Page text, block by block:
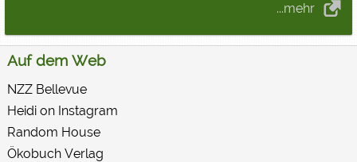
...mehr
Auf dem Web
NZZ Bellevue
Heidi on Instagram
Random House
Ökobuch Verlag